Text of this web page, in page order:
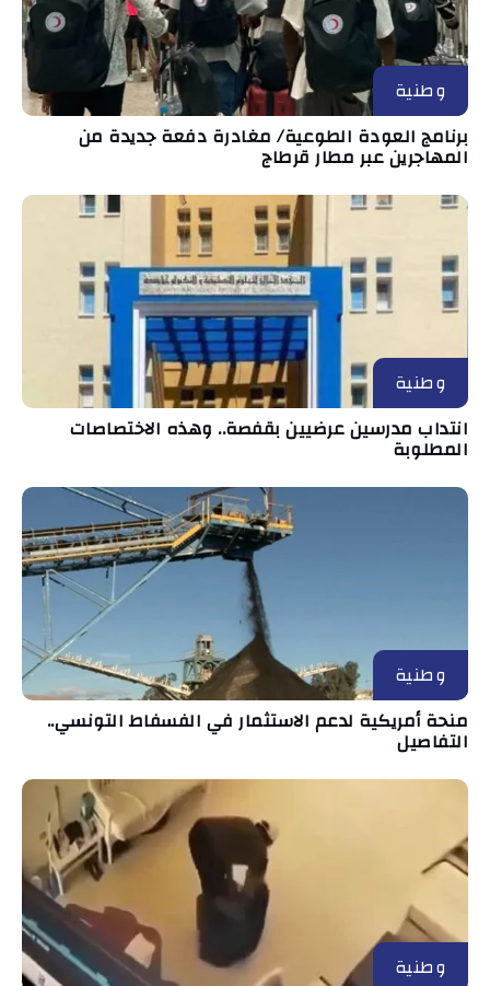
وطنية
برنامج العودة الطوعية/ مغادرة دفعة جديدة من
المهاجرين عبر مطار قرطاج
وطنية
انتداب مدرسين عرضيين بقفصة.. وهذه الاختصاصات
المطلوبة
وطنية
منحة أمريكية لدعم الاستثمار في الفسفاط التونسي..
التفاصيل
وطنية